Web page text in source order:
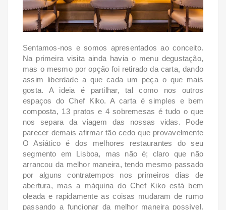
Sentamos-nos e somos apresentados ao conceito.
Na primeira visita ainda havia o menu degustação,
mas o mesmo por opção foi retirado da carta, dando
assim liberdade a que cada um peça o que mais
gosta. A ideia é partilhar, tal como nos outros
espaços do Chef Kiko. A carta é simples e bem
composta, 13 pratos e 4 sobremesas é tudo o que
nos separa da viagem das nossas vidas. Pode
parecer demais afirmar tão cedo que provavelmente
O Asiático é dos melhores restaurantes do seu
segmento em Lisboa, mas não é; claro que não
arrancou da melhor maneira, tendo mesmo passado
por alguns contratempos nos primeiros dias de
abertura, mas a máquina do Chef Kiko está bem
oleada e rapidamente as coisas mudaram de rumo
passando a funcionar da melhor maneira possível.